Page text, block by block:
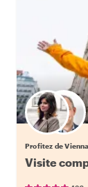
Profitez de
Visite